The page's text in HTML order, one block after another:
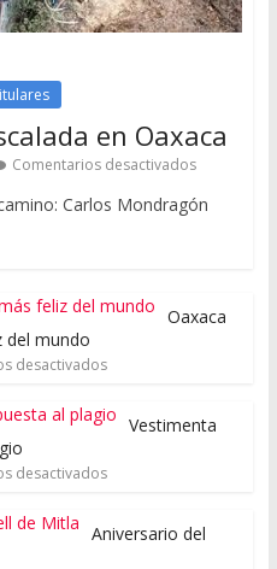
en Oaxaca
Comentarios desactivados
Carlos Mondragón
Oaxaca
del mundo
desactivados
Vestimenta
desactivados
Aniversario del